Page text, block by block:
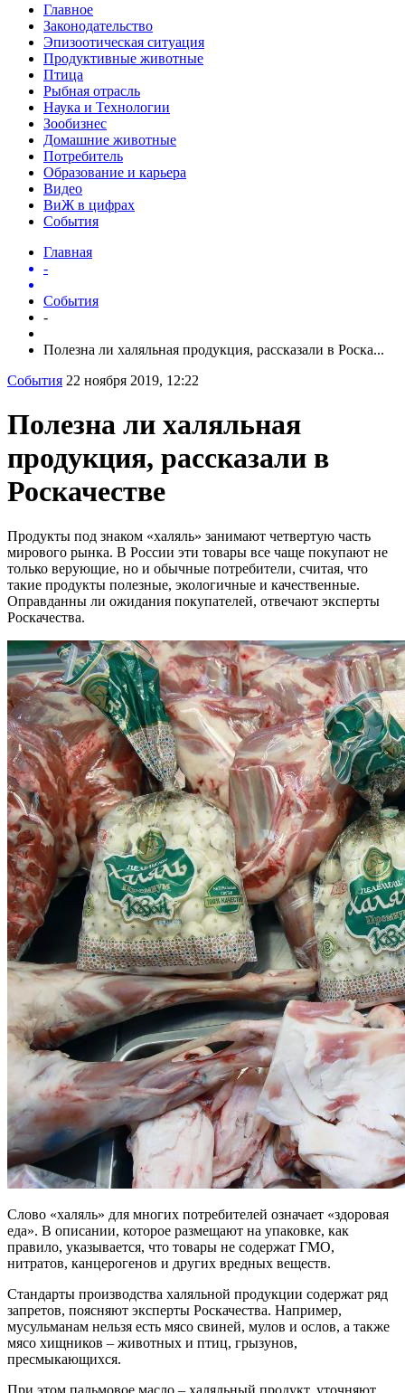
Главное
Законодательство
Эпизоотическая ситуация
Продуктивные животные
Птица
Рыбная отрасль
Наука и Технологии
Зообизнес
Домашние животные
Потребитель
Образование и карьера
Видео
ВиЖ в цифрах
События
Главная
-
События
-
Полезна ли халяльная продукция, рассказали в Роска...
События 22 ноября 2019, 12:22
Полезна ли халяльная
продукция, рассказали в
Роскачестве
Продукты под знаком «халяль» занимают четвертую часть
мирового рынка. В России эти товары все чаще покупают не
только верующие, но и обычные потребители, считая, что
такие продукты полезные, экологичные и качественные.
Оправданны ли ожидания покупателей, отвечают эксперты
Роскачества.
Слово «халяль» для многих потребителей означает «здоровая
еда». В описании, которое размещают на упаковке, как
правило, указывается, что товары не содержат ГМО,
нитратов, канцерогенов и других вредных веществ.
Стандарты производства халяльной продукции содержат ряд
запретов, поясняют эксперты Роскачества. Например,
мусульманам нельзя есть мясо свиней, мулов и ослов, а также
мясо хищников – животных и птиц, грызунов,
пресмыкающихся.
При этом пальмовое масло – халяльный продукт, уточняют